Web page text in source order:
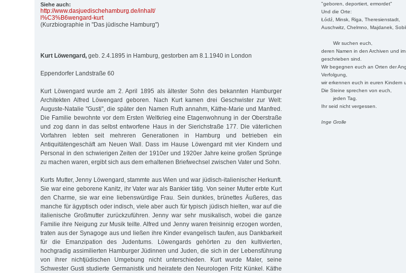
"geboren, deportiert, ermordet"
Und die Orte:
Łódź, Minsk, Riga, Theresienstadt,
Auschwitz, Chelmno, Majdanek,
Wir suchen euch,
deren Namen in den Archiven und im
geschrieben sind.
Wir begegnen euch an Orten der
Verfolgung,
wir erkennen euch in euren Kindern
Die Steine sprechen von euch,
jeden Tag.
Ihr seid nicht vergessen.
Inge Grolle
Siehe auch:
http://www.dasjuedischehamburg.de/inhalt/
l%C3%B6wengard-kurt
(Kurzbiographie in "Das jüdische Hamburg")
Kurt Löwengard, geb. 2.4.1895 in Hamburg, gestorben am 8.1.1940 in London
Eppendorfer Landstraße 60
Kurt Löwengard wurde am 2. April 1895 als ältester Sohn des bekannten Hamburger
Architekten Alfred Löwengard geboren. Nach Kurt kamen drei Geschwister zur Welt:
Auguste-Natalie "Gusti", die später den Namen Ruth annahm, Käthe-Marie und Manfred.
Die Familie bewohnte vor dem Ersten Weltkrieg eine Etagenwohnung in der Oberstraße
und zog dann in das selbst entworfene Haus in der Sierichstraße 177. Die väterlichen
Vorfahren lebten seit mehreren Generationen in Hamburg und betrieben ein
Antiquitätengeschäft am Neuen Wall. Dass im Hause Löwengard mit vier Kindern und
Personal in den schwierigen Zeiten der 1910er und 1920er Jahre keine großen Sprünge
zu machen waren, ergibt sich aus dem erhaltenen Briefwechsel zwischen Vater und Sohn.
Kurts Mutter, Jenny Löwengard, stammte aus Wien und war jüdisch-italienischer Herkunft.
Sie war eine geborene Kanitz, ihr Vater war als Bankier tätig. Von seiner Mutter erbte Kurt
den Charme, sie war eine liebenswürdige Frau. Sein dunkles, brünettes Äußeres, das
manche für ägyptisch oder indisch, viele aber auch für typisch jüdisch hielten, war auf die
italienische Großmutter zurückzuführen. Jenny war sehr musikalisch, wobei die ganze
Familie ihre Neigung zur Musik teilte. Alfred und Jenny waren freisinnig erzogen worden,
traten aus der Synagoge aus und ließen ihre Kinder evangelisch taufen, aus Dankbarkeit
für die Emanzipation des Judentums. Löwengards gehörten zu den kultivierten,
hochgradig assimilierten Hamburger Jüdinnen und Juden, die sich in der Lebensführung
von ihrer nichtjüdischen Umgebung nicht unterschieden. Kurt wurde Maler, seine
Schwester Gusti studierte Germanistik und heiratete den Neurologen Fritz Künkel. Käthe